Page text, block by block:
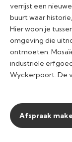
verrijst een
buurt waar
Hier woon je
omgeving die
ontmoeten.
industriële
Wyckerpoort. De
Afspraak